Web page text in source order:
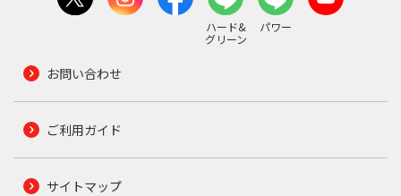
ハード&
グリーン
パワー
お問い合わせ
ご利用ガイド
サイトマップ